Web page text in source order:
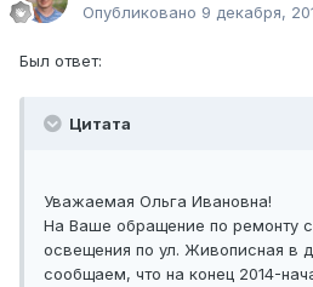
Опубликовано 9 декабря,
Был ответ:
Цитата
Уважаемая Ольга Ивановна!
На Ваше обращение по ремонту
освещения по ул. Живописная в
сообщаем, что на конец 2014-